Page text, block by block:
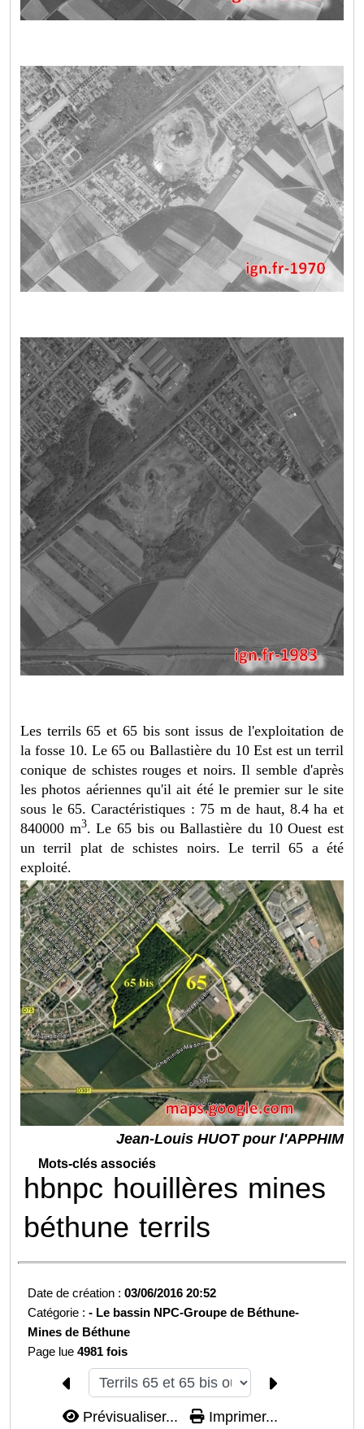
Les terrils 65 et 65 bis sont issus de l'exploitation de
la fosse 10. Le 65 ou Ballastière du 10 Est est un terril
conique de schistes rouges et noirs. Il semble d'après
les photos aériennes qu'il ait été le premier sur le site
sous le 65. Caractéristiques : 75 m de haut, 8.4 ha et
840000 m3. Le 65 bis ou Ballastière du 10 Ouest est
un terril plat de schistes noirs. Le terril 65 a été
exploité.
Jean-Louis HUOT pour l'APPHIM
Mots-clés associés
hbnpc houillères mines
béthune terrils
Date de création :03/06/2016 20:52
Catégorie :- Le bassin NPC-Groupe de Béthune-
Mines de Béthune
Page lue4981 fois
Prévisualiser... Imprimer...